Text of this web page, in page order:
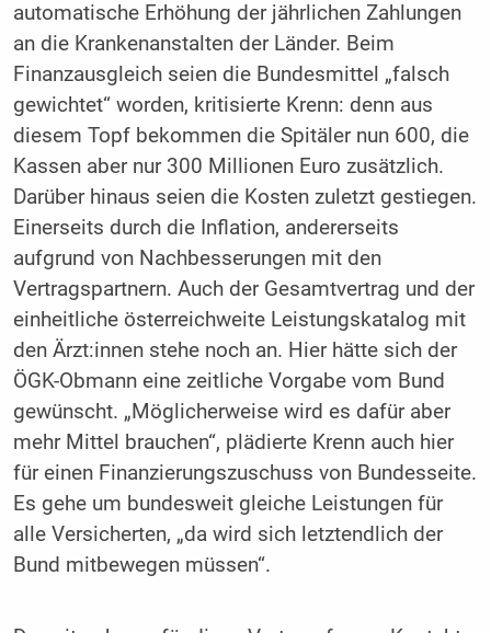
automatische Erhöhung der jährlichen Zahlungen
an die Krankenanstalten der Länder. Beim
Finanzausgleich seien die Bundesmittel „falsch
gewichtet“ worden, kritisierte Krenn: denn aus
diesem Topf bekommen die Spitäler nun 600, die
Kassen aber nur 300 Millionen Euro zusätzlich.
Darüber hinaus seien die Kosten zuletzt gestiegen.
Einerseits durch die Inflation, andererseits
aufgrund von Nachbesserungen mit den
Vertragspartnern. Auch der Gesamtvertrag und der
einheitliche österreichweite Leistungskatalog mit
den Ärzt:innen stehe noch an. Hier hätte sich der
ÖGK-Obmann eine zeitliche Vorgabe vom Bund
gewünscht. „Möglicherweise wird es dafür aber
mehr Mittel brauchen“, plädierte Krenn auch hier
für einen Finanzierungszuschuss von Bundesseite.
Es gehe um bundesweit gleiche Leistungen für
alle Versicherten, „da wird sich letztendlich der
Bund mitbewegen müssen“.